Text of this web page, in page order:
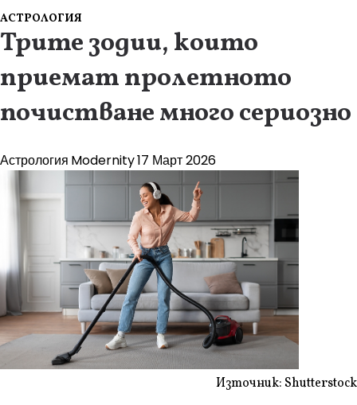
АСТРОЛОГИЯ
Трите зодии, които
приемат пролетното
почистване много сериозно
Астрология Modernity17 Март 2026
Източник: Shutterstock